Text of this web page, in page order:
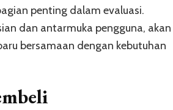
penting dalam evaluasi.
dan antarmuka pengguna, akan
bersamaan dengan kebutuhan